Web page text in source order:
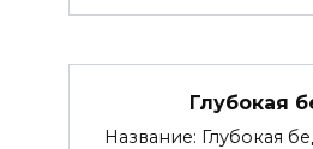
Глубокая
Название: Глубокая